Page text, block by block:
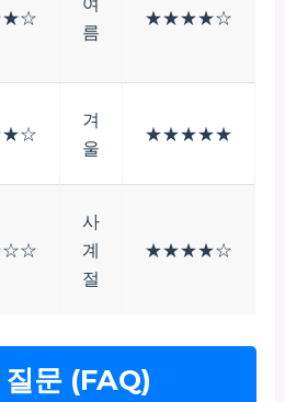
름
★★★★☆
겨
울
★★★★★
사
계
절
★★★★☆
문 (FAQ)